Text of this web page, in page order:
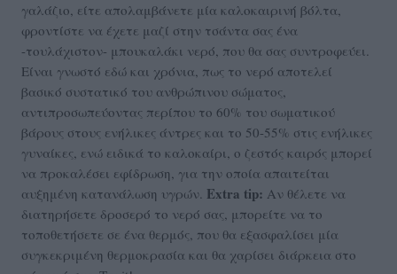
γαλάζιο, είτε απολαμβάνετε μία καλοκαιρινή βόλτα,
φροντίστε να έχετε μαζί στην τσάντα σας ένα
-τουλάχιστον- μπουκαλάκι νερό, που θα σας συντροφεύει.
Είναι γνωστό εδώ και χρόνια, πως το νερό αποτελεί
βασικό συστατικό του ανθρώπινου σώματος,
αντιπροσωπεύοντας περίπου το 60% του σωματικού
βάρους στους ενήλικες άντρες και το 50-55% στις ενήλικες
γυναίκες, ενώ ειδικά το καλοκαίρι, ο ζεστός καιρός μπορεί
να προκαλέσει εφίδρωση, για την οποία απαιτείται
αυξημένη κατανάλωση υγρών. Εxtra tip: Αν θέλετε να
διατηρήσετε δροσερό το νερό σας, μπορείτε να το
τοποθετήσετε σε ένα θερμός, που θα εξασφαλίσει μία
συγκεκριμένη θερμοκρασία και θα χαρίσει διάρκεια στο